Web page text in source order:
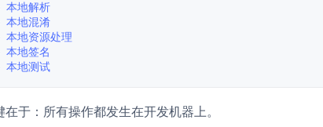
本地解析
本地混淆
本地资源处理
本地签名
在于：所有操作都发生在开发机器上。